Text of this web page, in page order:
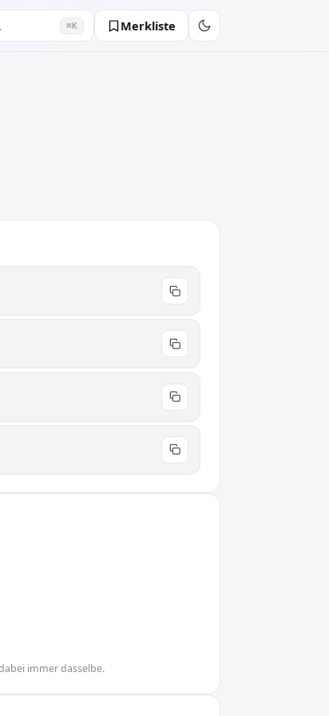
⌘K Merkliste
immer dasselbe.